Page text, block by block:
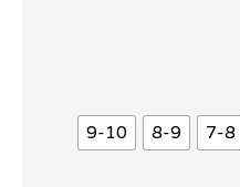
7-8
8-9
9-10